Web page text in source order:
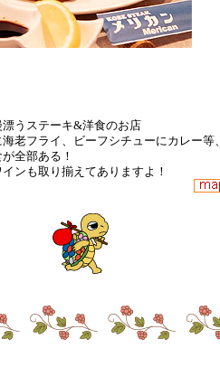
うステーキ&洋食のお店
老フライ、ビーフシチューにカレー等
全部ある！
ンも取り揃えてありますよ！